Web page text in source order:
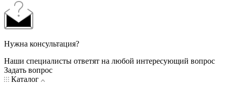
Нужна консультация?
Наши специалисты ответят на любой интересующий вопрос
Задать вопрос
Каталог